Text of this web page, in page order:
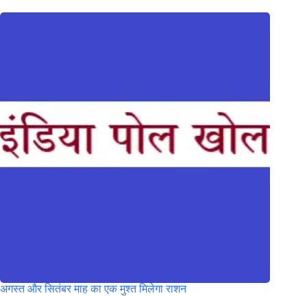
अगस्त और सितंबर माह का एक मुश्त मिलेगा राशन